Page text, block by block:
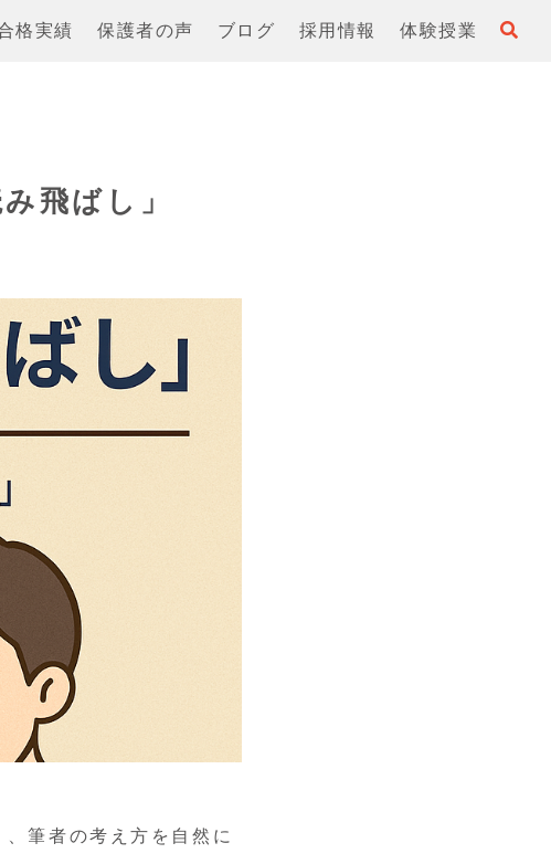
格実績 保護者の声 ブログ 採用情報 体験授業
飛ばし」
筆者の考え方を自然に